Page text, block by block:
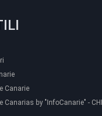
Canarie
by "InfoCanarie" -